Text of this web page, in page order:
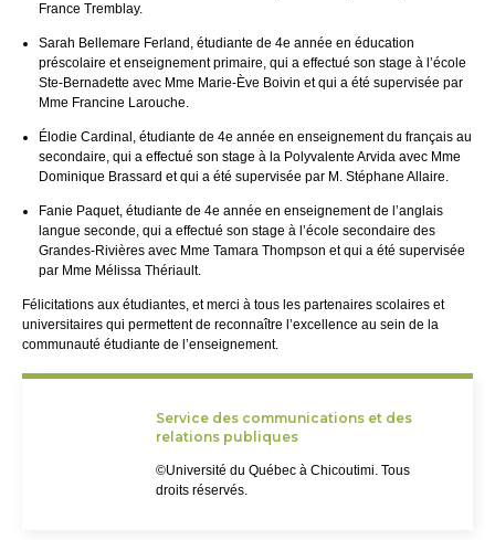
France Tremblay.
Sarah Bellemare Ferland, étudiante de 4e année en éducation
préscolaire et enseignement primaire, qui a effectué son stage à l’école
Ste-Bernadette avec Mme Marie-Ève Boivin et qui a été supervisée par
Mme Francine Larouche.
Élodie Cardinal, étudiante de 4e année en enseignement du français au
secondaire, qui a effectué son stage à la Polyvalente Arvida avec Mme
Dominique Brassard et qui a été supervisée par M. Stéphane Allaire.
Fanie Paquet, étudiante de 4e année en enseignement de l’anglais
langue seconde, qui a effectué son stage à l’école secondaire des
Grandes-Rivières avec Mme Tamara Thompson et qui a été supervisée
par Mme Mélissa Thériault.
Félicitations aux étudiantes, et merci à tous les partenaires scolaires et
universitaires qui permettent de reconnaître l’excellence au sein de la
communauté étudiante de l’enseignement.
Service des communications et des
relations publiques
©Université du Québec à Chicoutimi. Tous
droits réservés.